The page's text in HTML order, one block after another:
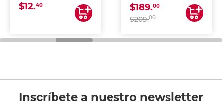
$12.40 $189.00
$209.00
Inscríbete a nuestro newsletter